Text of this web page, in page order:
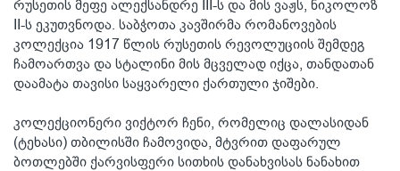
რუსეთის მეფე ალექსანდრე III-ს და მის ვაჟს, ნიკოლოზ
II-ს ეკუთვნოდა. საბჭოთა კავშირმა რომანოვების
კოლექცია 1917 წლის რუსეთის რევოლუციის შემდეგ
ჩამოართვა და სტალინი მის მცველად იქცა, თანდათან
დაამატა თავისი საყვარელი ქართული ჯიშები.
კოლექციონერი ვიქტორ ჩენი, რომელიც დალასიდან
(ტეხასი) თბილისში ჩამოვიდა, მტვრით დაფარულ
ბოთლებში ქარვისფერი სითხის დანახვისას ნანახით